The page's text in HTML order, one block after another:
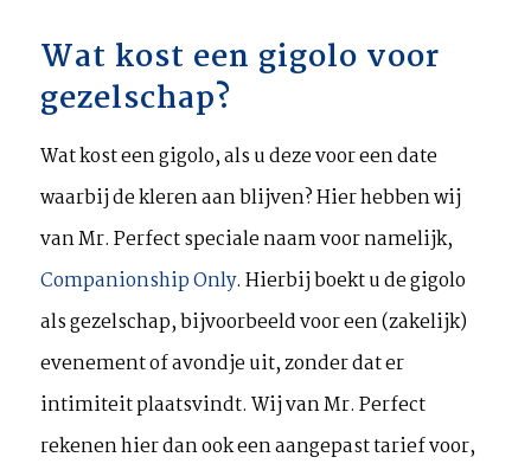
Wat kost een gigolo voor
gezelschap?
Wat kost een gigolo, als u deze voor een date
waarbij de kleren aan blijven? Hier hebben wij
van Mr. Perfect speciale naam voor namelijk,
Companionship Only. Hierbij boekt u de gigolo
als gezelschap, bijvoorbeeld voor een (zakelijk)
evenement of avondje uit, zonder dat er
intimiteit plaatsvindt. Wij van Mr. Perfect
rekenen hier dan ook een aangepast tarief voor,